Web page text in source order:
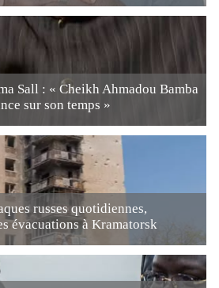
Sall : « Cheikh Ahmadou Bamba
sur son temps »
russes quotidiennes,
évacuations à Kramatorsk